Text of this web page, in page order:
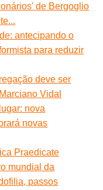
de Bergoglio
antecipando o
para reduzir
deve ser
Vidal
nova
novas
Praedicate
mundial da
passos